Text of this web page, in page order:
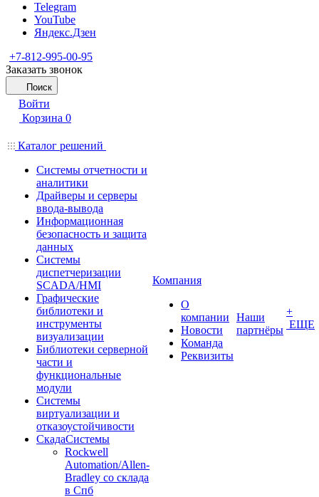
Telegram
YouTube
Яндекс.Дзен
+7-812-995-00-95
Заказать звонок
Поиск
Войти
Корзина 0
Каталог решений
Системы отчетности и
аналитики
Драйверы и серверы
ввода-вывода
Информационная
безопасность и защита
данных
Системы
диспетчеризации
SCADA/HMI
Графические
библиотеки и
инструменты
визуализации
Библиотеки серверной
части и
функциональные
модули
Системы
виртуализации и
отказоустойчивости
СкадаСистемы
Rockwell
Automation/Allen-
Bradley со склада
в Спб
Компания
О
компании
Новости
Команда
Реквизиты
Наши
партнёры
+
ЕЩЕ